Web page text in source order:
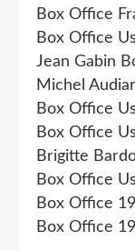
Box Office
Box Office
Jean Gabin
Michel
Box Office
Box Office
Brigitte
Box Office
Box Office
Box Office